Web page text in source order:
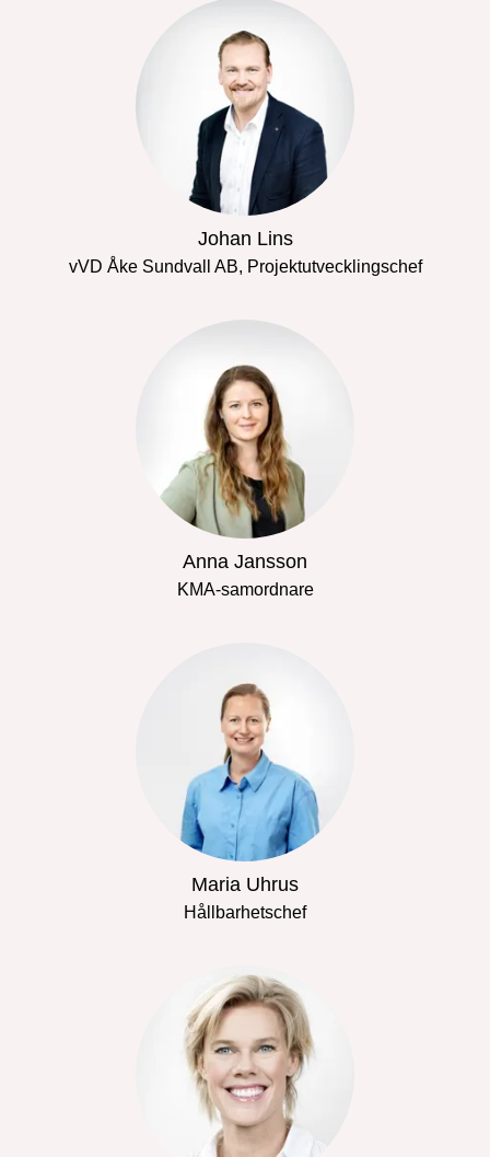
Johan Lins
vVD Åke Sundvall AB, Projektutvecklingschef
Anna Jansson
KMA-samordnare
Maria Uhrus
Hållbarhetschef